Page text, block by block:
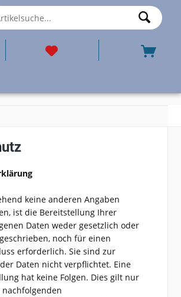
keine anderen Angaben
ist die Bereitstellung Ihrer
Daten weder gesetzlich oder
noch für einen
erforderlich. Sie sind zur
Daten nicht verpflichtet. Eine
hat keine Folgen. Dies gilt nur